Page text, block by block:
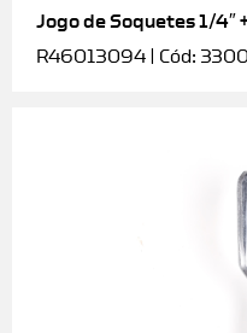
Jogo de Soquetes 1/4″
R46013094 | Cód: